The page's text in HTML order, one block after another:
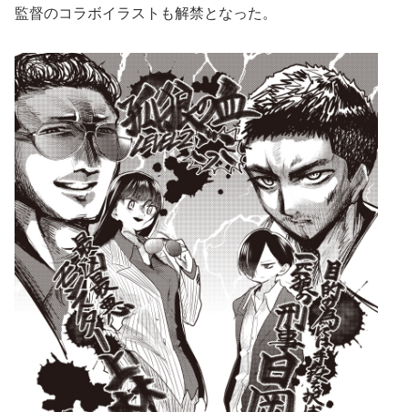
監督のコラボイラストも解禁となった。